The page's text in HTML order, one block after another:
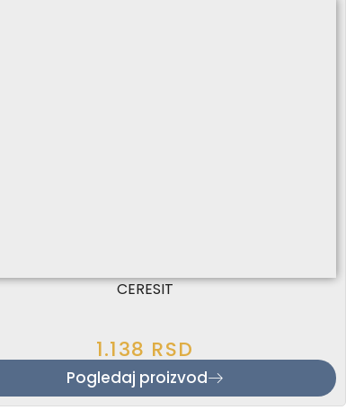
CERESIT
1.138 RSD
Pogledaj proizvod